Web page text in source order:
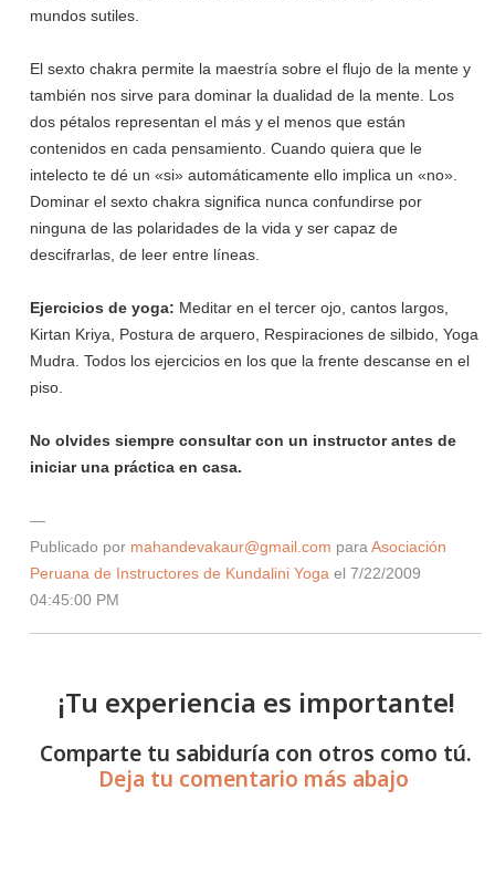
mundos sutiles.
El sexto chakra permite la maestría sobre el flujo de la mente y
también nos sirve para dominar la dualidad de la mente. Los
dos pétalos representan el más y el menos que están
contenidos en cada pensamiento. Cuando quiera que le
intelecto te dé un «si» automáticamente ello implica un «no».
Dominar el sexto chakra significa nunca confundirse por
ninguna de las polaridades de la vida y ser capaz de
descifrarlas, de leer entre líneas.
Ejercicios de yoga: Meditar en el tercer ojo, cantos largos,
Kirtan Kriya, Postura de arquero, Respiraciones de silbido, Yoga
Mudra. Todos los ejercicios en los que la frente descanse en el
piso.
No olvides siempre consultar con un instructor antes de
iniciar una práctica en casa.
—
Publicado por mahandevakaur@gmail.com para Asociación
Peruana de Instructores de Kundalini Yoga el 7/22/2009
04:45:00 PM
¡Tu experiencia es importante!
Comparte tu sabiduría con otros como tú.
Deja tu comentario más abajo